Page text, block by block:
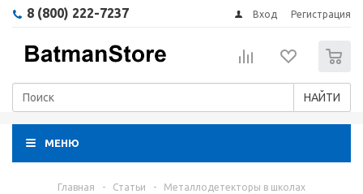
8 (800) 222-7237 Вход Регистрация
НАЙТИ
МЕНЮ
Главная - Статьи - Металлодетекторы в школах